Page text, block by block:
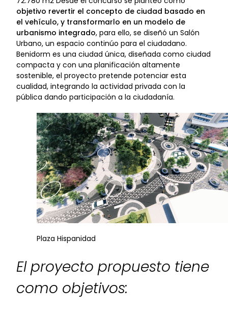
objetivo revertir el concepto de ciudad basado en
el vehículo, y transformarlo en un modelo de
urbanismo integrado, para ello, se diseñó un Salón
Urbano, un espacio continúo para el ciudadano.
Benidorm es una ciudad única, diseñada como ciudad
compacta y con una planificación altamente
sostenible, el proyecto pretende potenciar esta
cualidad, integrando la actividad privada con la
pública dando participación a la ciudadanía.
Plaza Hispanidad
El proyecto propuesto tiene
como objetivos: